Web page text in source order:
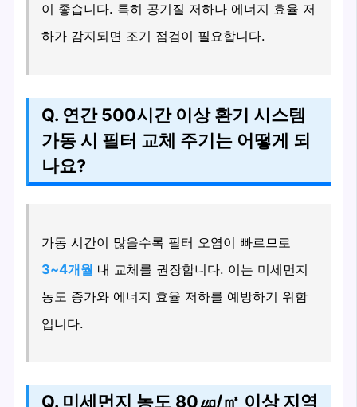
이 좋습니다. 특히 공기질 저하나 에너지 효율 저
하가 감지되면 조기 점검이 필요합니다.
Q. 연간 500시간 이상 환기 시스템
가동 시 필터 교체 주기는 어떻게 되
나요?
가동 시간이 많을수록 필터 오염이 빠르므로
3~4개월 내 교체를 권장합니다. 이는 미세먼지
농도 증가와 에너지 효율 저하를 예방하기 위함
입니다.
Q. 미세먼지 농도 80㎍/㎥ 이상 지역